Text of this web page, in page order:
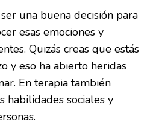
una buena decisión para
esas emociones y
Quizás creas que estás
y eso ha abierto heridas
En terapia también
habilidades sociales y